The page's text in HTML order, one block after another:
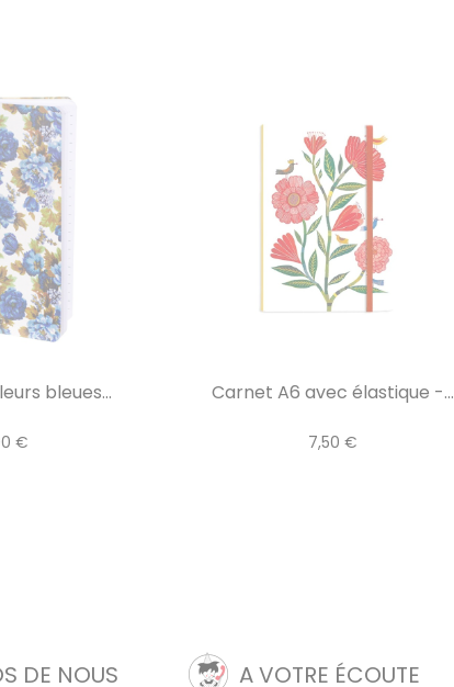
bleues...
€
Carnet A6 avec élastique -...
7,50 €
DE NOUS A VOTRE ÉCOUTE